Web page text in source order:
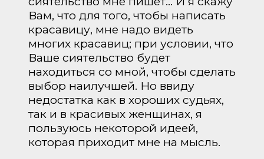
Вам, что для того, чтобы написать
красавицу, мне надо видеть
многих красавиц; при условии, что
Ваше сиятельство будет
находиться со мной, чтобы сделать
выбор наилучшей. Но ввиду
недостатка как в хороших судьях,
так и в красивых женщинах, я
пользуюсь некоторой идеей,
которая приходит мне на мысль.